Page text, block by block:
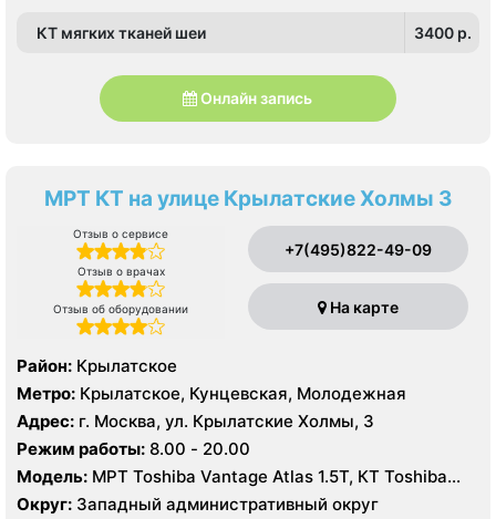
КТ мягких тканей шеи 3400 p.
Онлайн запись
МРТ КТ на улице Крылатские Холмы 3
Отзыв о сервисе
Отзыв о врачах
Отзыв об оборудовании
+7(495)822-49-09
На карте
Район: Крылатское
Метро: Крылатское, Кунцевская, Молодежная
Адрес: г. Москва, ул. Крылатские Холмы, 3
Режим работы: 8.00 - 20.00
Модель: МРТ Toshiba Vantage Atlas 1.5Т, КТ Toshiba
Aquilion 64 среза
Округ: Западный административный округ